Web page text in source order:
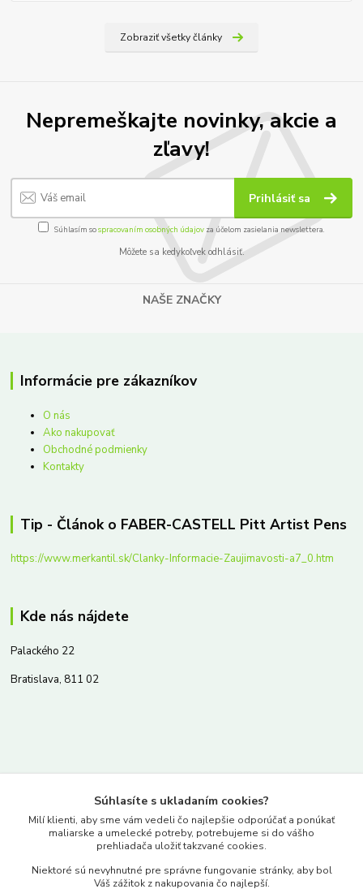
Zobraziť všetky články
Nepremeškajte novinky, akcie a
zľavy!
Prihlásiť sa
Súhlasím sospracovaním osobných údajov za účelom zasielania newslettera.
Môžete sa kedykoľvek odhlásiť.
NAŠE ZNAČKY
Informácie pre zákazníkov
O nás
Ako nakupovať
Obchodné podmienky
Kontakty
Tip - Článok o FABER-CASTELL Pitt Artist Pens
https://www.merkantil.sk/Clanky-Informacie-Zaujimavosti-a7_0.htm
Kde nás nájdete
Palackého 22
Bratislava, 811 02
www.merkantil.sk
Pondelok-Piatok: 9.00-17.00hod.
Súhlasíte s ukladaním cookies?
Milí klienti, aby sme vám vedeli čo najlepšie odporúčať a ponúkať
maliarske a umelecké potreby, potrebujeme si do vášho
prehliadača uložiť takzvané cookies.
Niektoré sú nevyhnutné pre správne fungovanie stránky, aby bol
Váš zážitok z nakupovania čo najlepší.